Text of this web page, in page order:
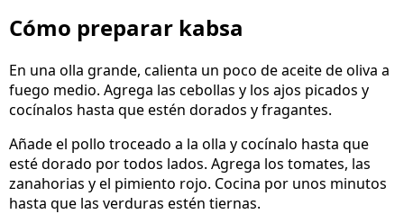
Cómo preparar kabsa
En una olla grande, calienta un poco de aceite de oliva a
fuego medio. Agrega las cebollas y los ajos picados y
cocínalos hasta que estén dorados y fragantes.
Añade el pollo troceado a la olla y cocínalo hasta que
esté dorado por todos lados. Agrega los tomates, las
zanahorias y el pimiento rojo. Cocina por unos minutos
hasta que las verduras estén tiernas.